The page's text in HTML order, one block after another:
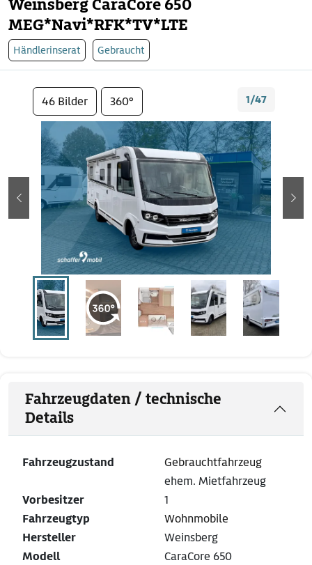
Weinsberg CaraCore 650
MEG*Navi*RFK*TV*LTE
Händlerinserat Gebraucht
46 Bilder 360° 1/47
zurück
Fahrzeugdaten / technische
Details
Fahrzeugzustand
Gebrauchtfahrzeug
ehem. Mietfahrzeug
Vorbesitzer
1
Fahrzeugtyp
Wohnmobile
Hersteller
Weinsberg
Modell
CaraCore 650